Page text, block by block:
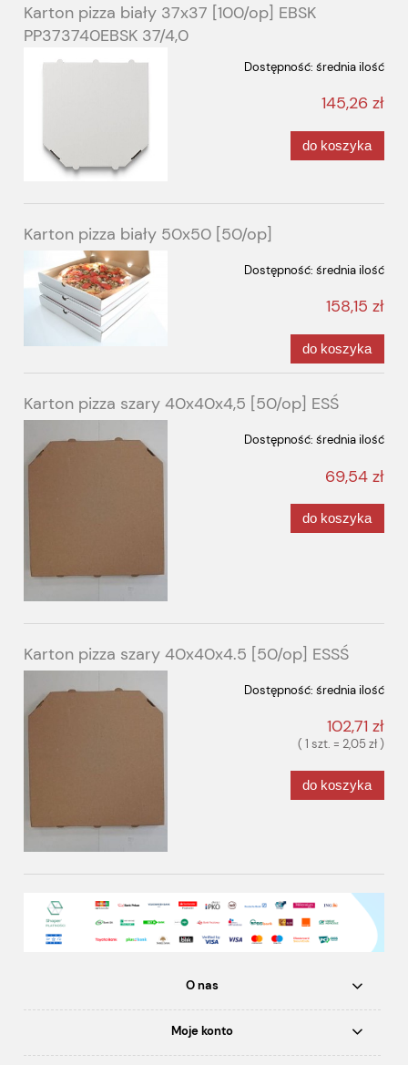
Karton pizza biały 37x37 [100/op] EBSK
PP373740EBSK 37/4,0
Dostępność: średnia ilość
145,26 zł
do koszyka
Karton pizza biały 50x50 [50/op]
Dostępność: średnia ilość
158,15 zł
do koszyka
Karton pizza szary 40x40x4,5 [50/op] ESŚ
Dostępność: średnia ilość
69,54 zł
do koszyka
Karton pizza szary 40x40x4.5 [50/op] ESSŚ
Dostępność: średnia ilość
102,71 zł
( 1 szt. = 2,05 zł )
do koszyka
O nas
Moje konto